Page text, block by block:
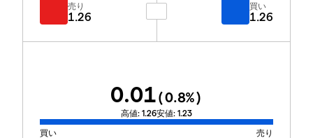
売り
1.26
買い
1.26
0.01(0.8%)
高値: 1.26安値: 1.23
買い
売り